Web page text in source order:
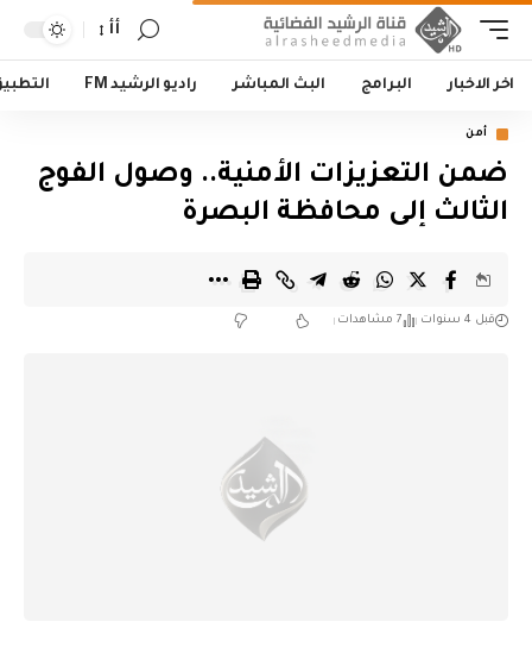
أأ
اخر الاخبار البرامج البث المباشر راديو الرشيد FM
أمن
ضمن التعزيزات الأمنية.. وصول الفوج
الثالث إلى محافظة البصرة
قبل 4 سنوات 7 مشاهدات